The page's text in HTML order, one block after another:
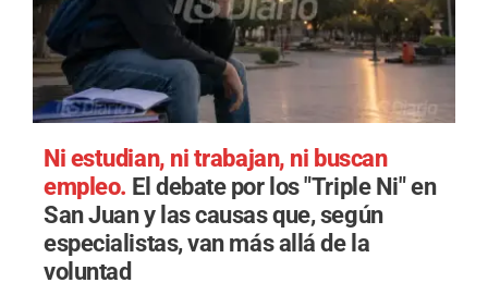
Ni estudian, ni trabajan, ni buscan
empleo. El debate por los "Triple Ni" en
San Juan y las causas que, según
especialistas, van más allá de la
voluntad